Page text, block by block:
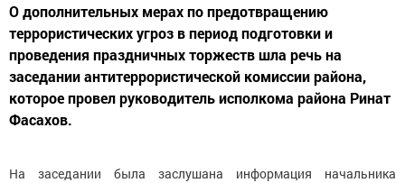
О дополнительных мерах по предотвращению
террористических угроз в период подготовки и
проведения праздничных торжеств шла речь на
заседании антитеррористической комиссии района,
которое провел руководитель исполкома района Ринат
Фасахов.
На заседании была заслушана информация начальника